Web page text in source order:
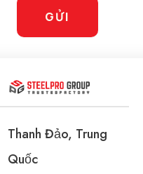
GỬI
Thanh Đảo, Trung
Quốc